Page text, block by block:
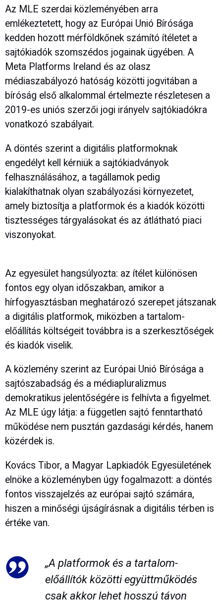
Az MLE szerdai közleményében arra
emlékeztetett, hogy az Európai Unió Bírósága
kedden hozott mérföldkőnek számító ítéletet a
sajtókiadók szomszédos jogainak ügyében. A
Meta Platforms Ireland és az olasz
médiaszabályozó hatóság közötti jogvitában a
bíróság első alkalommal értelmezte részletesen a
2019-es uniós szerzői jogi irányelv sajtókiadókra
vonatkozó szabályait.
A döntés szerint a digitális platformoknak
engedélyt kell kérniük a sajtókiadványok
felhasználásához, a tagállamok pedig
kialakíthatnak olyan szabályozási környezetet,
amely biztosítja a platformok és a kiadók közötti
tisztességes tárgyalásokat és az átlátható piaci
viszonyokat.
Az egyesület hangsúlyozta: az ítélet különösen
fontos egy olyan időszakban, amikor a
hírfogyasztásban meghatározó szerepet játszanak
a digitális platformok, miközben a tartalom-
előállítás költségeit továbbra is a szerkesztőségek
és kiadók viselik.
A közlemény szerint az Európai Unió Bírósága a
sajtószabadság és a médiapluralizmus
demokratikus jelentőségére is felhívta a figyelmet.
Az MLE úgy látja: a független sajtó fenntartható
működése nem pusztán gazdasági kérdés, hanem
közérdek is.
Kovács Tibor, a Magyar Lapkiadók Egyesületének
elnöke a közleményben úgy fogalmazott: a döntés
fontos visszajelzés az európai sajtó számára,
hiszen a minőségi újságírásnak a digitális térben is
értéke van.
„A platformok és a tartalom-
előállítók közötti együttműködés
csak akkor lehet hosszú távon